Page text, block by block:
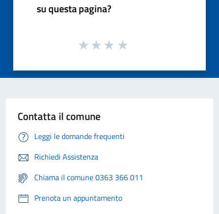
su questa pagina?
Contatta il comune
Leggi le domande frequenti
Richiedi Assistenza
Chiama il comune 0363 366 011
Prenota un appuntamento